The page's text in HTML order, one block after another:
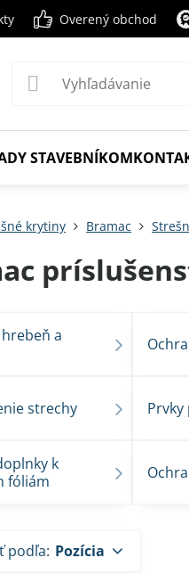
Overený obchod
STAVEBNÍKOM
krytiny Bramac
a
strechy
k
fóliám
podľa: Pozícia